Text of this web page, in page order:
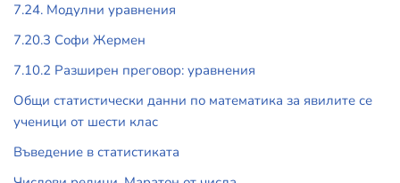
7.24. Модулни уравнения
7.20.3 Софи Жермен
7.10.2 Разширен преговор: уравнения
Общи статистически данни по математика за явилите се
ученици от шести клас
Въведение в статистиката